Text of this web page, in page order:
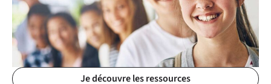
Je découvre les ressources